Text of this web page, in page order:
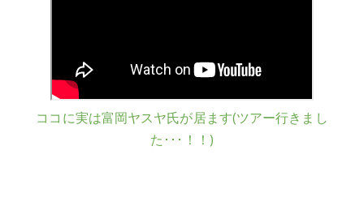
ココに実は富岡ヤスヤ氏が居ます(ツアー行きまし
た･･･！！)